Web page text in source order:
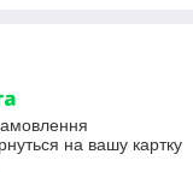
на вашу картку